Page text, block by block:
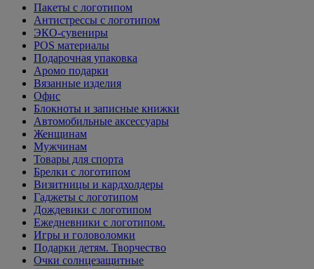
Пакеты с логотипом
Антистрессы с логотипом
ЭКО-сувениры
POS материалы
Подарочная упаковка
Аромо подарки
Вязанные изделия
Офис
Блокноты и записные книжки
Автомобильные аксессуары
Женщинам
Мужчинам
Товары для спорта
Брелки с логотипом
Визитницы и кардхолдеры
Гаджеты с логотипом
Дождевики с логотипом
Ежедневники с логотипом.
Игры и головоломки
Подарки детям. Творчество
Очки солнцезащитные